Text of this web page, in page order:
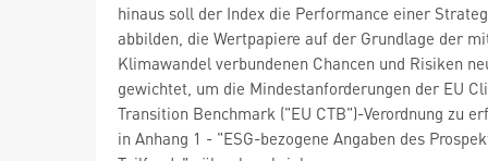
hinaus soll der Index die Performance einer
abbilden, die Wertpapiere auf der Grundlage der
Klimawandel verbundenen Chancen und Risiken
gewichtet, um die Mindestanforderungen der EU
Transition Benchmark ("EU CTB")-Verordnung zu
in Anhang 1 - "ESG-bezogene Angaben des